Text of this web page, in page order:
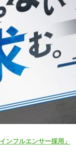
ンフルエンサー採用」